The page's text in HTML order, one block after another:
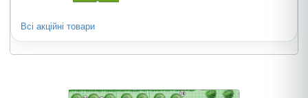
Всі акційні товари